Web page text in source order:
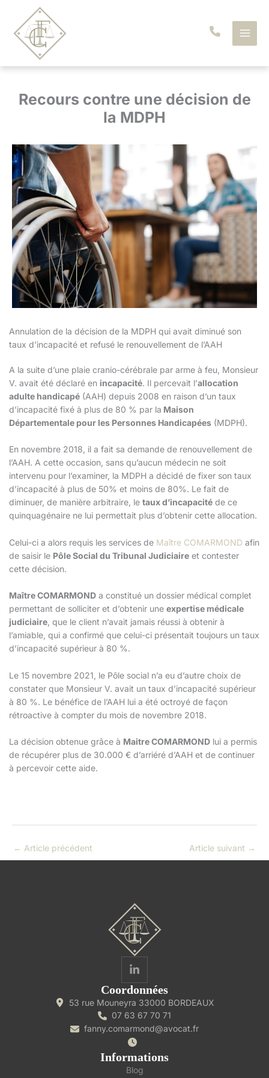
contenu
Recours contre une décision de
la MDPH
Annulation de la décision de la MDPH qui avait diminué son
taux d’incapacité et refusé le renouvellement de l’AAH
A la suite d’une plaie cranio-cérébrale par arme à feu, Monsieur
V. avait été déclaré en incapacité. Il percevait l’allocation
adulte handicapé (AAH) depuis 2008 en raison d’un taux
d’incapacité fixé à plus de 80 % par la Maison
Départementale pour les Personnes Handicapées (MDPH).
En novembre 2018, il a fait sa demande de renouvellement de
l’AAH. A cette occasion, sans qu’aucun médecin ne soit
intervenu pour l’examiner, la MDPH a décidé de fixer son taux
d’incapacité à plus de 50% et moins de 80%. Le fait de
diminuer, de manière arbitraire, le taux d’incapacité de ce
quinquagénaire ne lui permettait plus d’obtenir cette allocation.
Celui-ci a alors requis les services de Maître COMARMOND afin
de saisir le Pôle Social du Tribunal Judiciaire et contester
cette décision.
Maître COMARMOND a constitué un dossier médical complet
permettant de solliciter et d’obtenir une expertise médicale
judiciaire , que le client n’avait jamais réussi à obtenir à
l’amiable, qui a confirmé que celui-ci présentait toujours un taux
d’incapacité supérieur à 80 %.
Le 15 novembre 2021, le Pôle social n’a eu d’autre choix de
constater que Monsieur V. avait un taux d’incapacité supérieur
à 80 %. Le bénéfice de l’AAH lui a été octroyé de façon
rétroactive à compter du mois de novembre 2018.
La décision obtenue grâce à Maitre COMARMOND lui a permis
de récupérer plus de 30.000 € d’arriéré d’AAH et de continuer
à percevoir cette aide.
← Article précédent Article suivant →
Coordonnées
53 rue Mouneyra 33000 BORDEAUX
07 63 67 70 71
fanny.comarmond@avocat.fr
Informations
Blog